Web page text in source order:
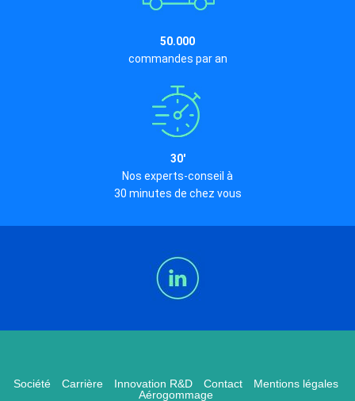
50.000
commandes par an
30'
Nos experts-conseil à
30 minutes de chez vous
Société Carrière Innovation R&D Contact
Mentions légales
Aérogommage